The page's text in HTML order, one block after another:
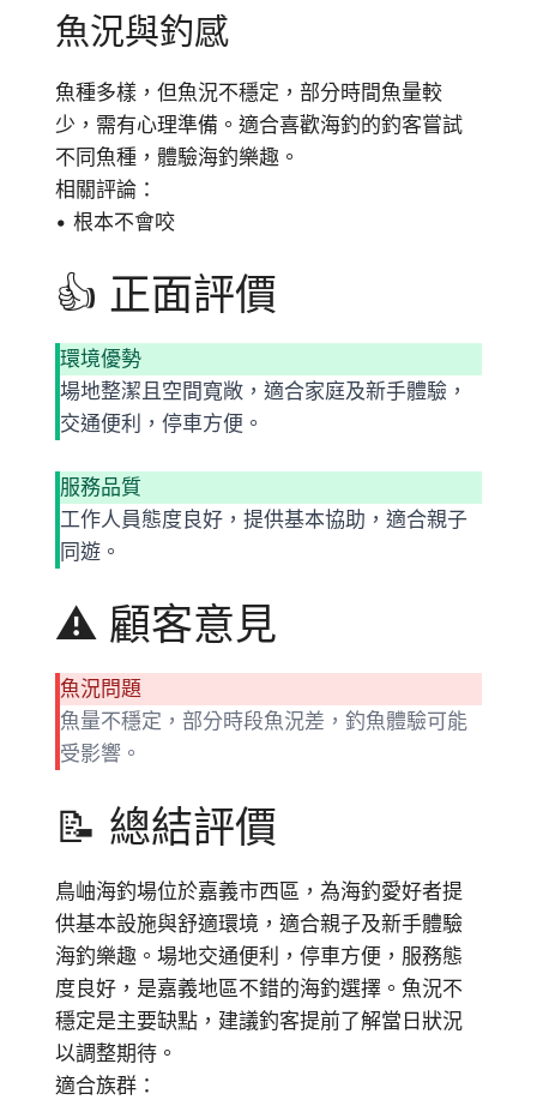
魚況與釣感
魚種多樣，但魚況不穩定，部分時間魚量較
少，需有心理準備。適合喜歡海釣的釣客嘗試
不同魚種，體驗海釣樂趣。
相關評論：
• 根本不會咬
👍 正面評價
環境優勢
場地整潔且空間寬敞，適合家庭及新手體驗，
交通便利，停車方便。
服務品質
工作人員態度良好，提供基本協助，適合親子
同遊。
⚠️ 顧客意見
魚況問題
魚量不穩定，部分時段魚況差，釣魚體驗可能
受影響。
📝 總結評價
鳥岫海釣場位於嘉義市西區，為海釣愛好者提
供基本設施與舒適環境，適合親子及新手體驗
海釣樂趣。場地交通便利，停車方便，服務態
度良好，是嘉義地區不錯的海釣選擇。魚況不
穩定是主要缺點，建議釣客提前了解當日狀況
以調整期待。
適合族群：